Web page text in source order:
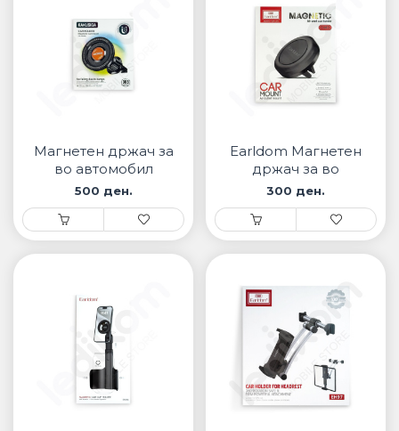
Магнетен држач за
во автомобил
500 ден.
Earldom Магнетен
држач за во
автомобил EH43
300 ден.
ТАБЛЕТИ
• Xiaomi
ПАМЕТНИ ЧАСОВНИЦИ
• Apple watch
• Galaxy watch
• Останато
PLAYSTATION
ПАМЕТНИ УРЕДИ ЗА БЕЗБЕДНОСТ